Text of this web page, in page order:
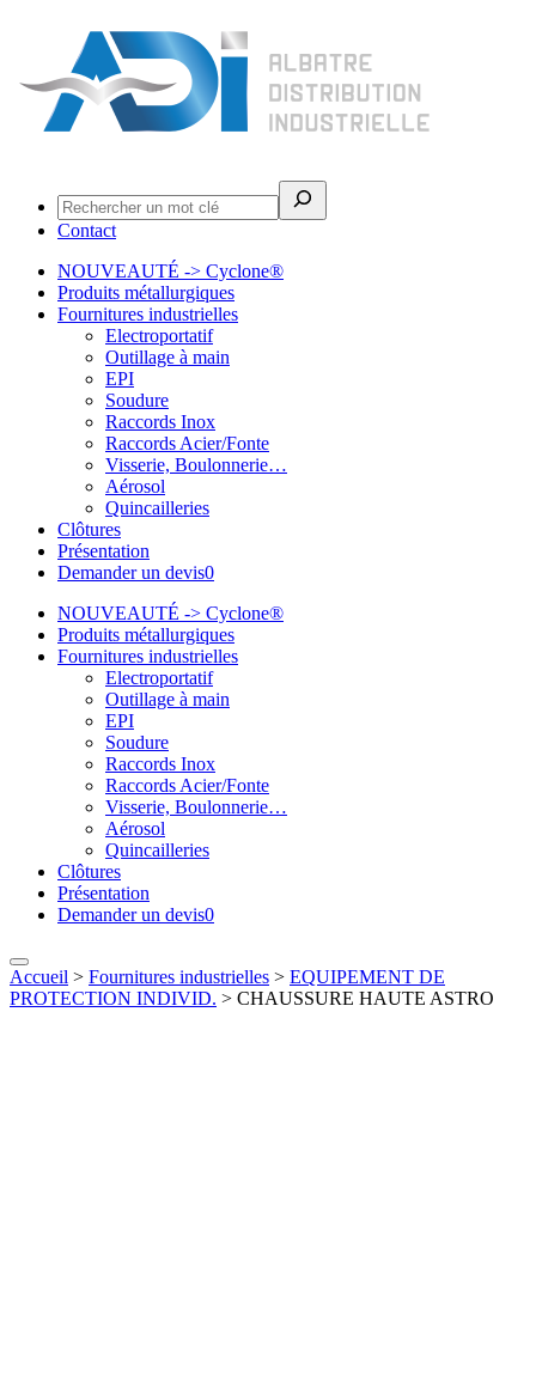
Contact
NOUVEAUTÉ -> Cyclone®
Produits métallurgiques
Fournitures industrielles
Electroportatif
Outillage à main
EPI
Soudure
Raccords Inox
Raccords Acier/Fonte
Visserie, Boulonnerie…
Aérosol
Quincailleries
Clôtures
Présentation
Demander un devis0
NOUVEAUTÉ -> Cyclone®
Produits métallurgiques
Fournitures industrielles
Electroportatif
Outillage à main
EPI
Soudure
Raccords Inox
Raccords Acier/Fonte
Visserie, Boulonnerie…
Aérosol
Quincailleries
Clôtures
Présentation
Demander un devis0
Accueil > Fournitures industrielles > EQUIPEMENT DE
PROTECTION INDIVID. > CHAUSSURE HAUTE ASTRO